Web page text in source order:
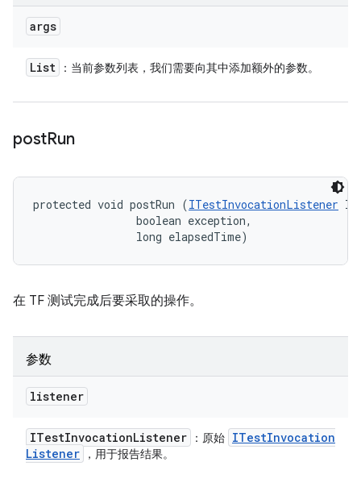
args
List ：当前参数列表，我们需要向其中添加额外的参数。
postRun
protected void postRun (ITestInvocationListener
                boolean exception,
                long elapsedTime)
在 TF 测试完成后要采取的操作。
参数
listener
ITestInvocationListener ：原始 ITestInvocation
Listener
，用于报告结果。